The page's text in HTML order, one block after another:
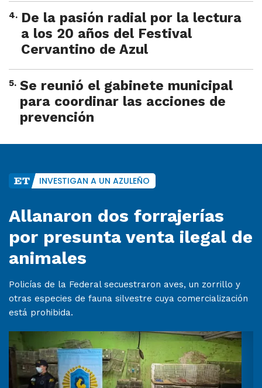
4. De la pasión radial por la lectura
a los 20 años del Festival
Cervantino de Azul
5. Se reunió el gabinete municipal
para coordinar las acciones de
prevención
INVESTIGAN A UN AZULEÑO
Allanaron dos forrajerías
por presunta venta ilegal de
animales
Policías de la Federal secuestraron aves, un zorrillo y
otras especies de fauna silvestre cuya comercialización
está prohibida.